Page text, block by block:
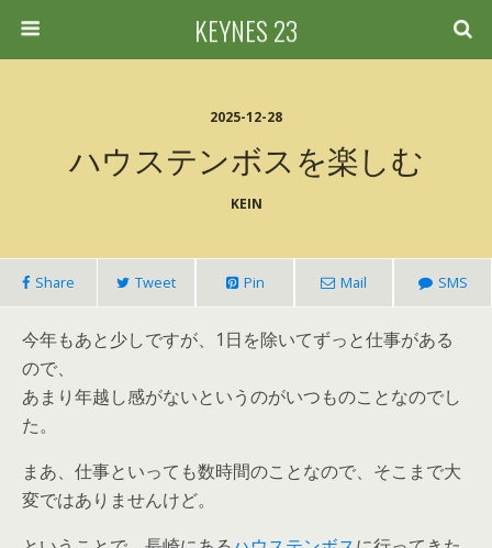
KEYNES 23
2025-12-28
ハウステンボスを楽しむ
KEIN
Share Tweet Pin Mail SMS
今年もあと少しですが、1日を除いてずっと仕事がある
ので、
あまり年越し感がないというのがいつものことなのでし
た。
まあ、仕事といっても数時間のことなので、そこまで大
変ではありませんけど。